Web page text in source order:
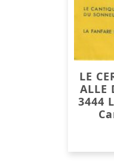
LE
ALLE
3444